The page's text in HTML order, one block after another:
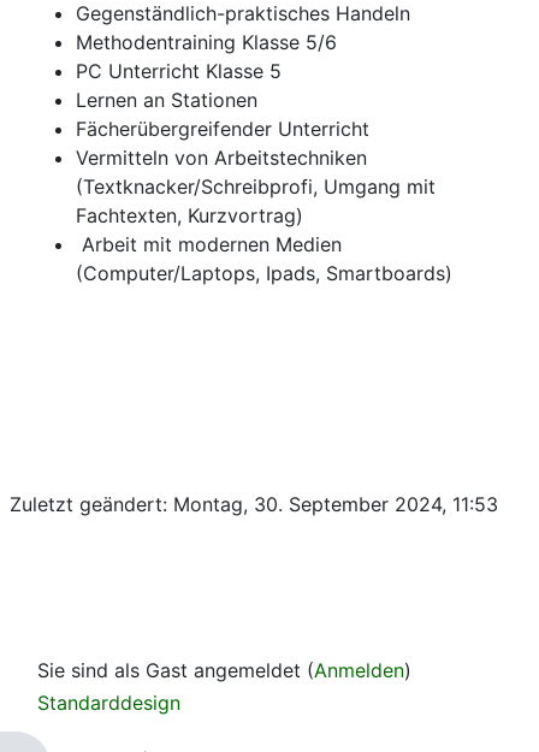
Gegenständlich-praktisches Handeln
Methodentraining Klasse 5/6
PC Unterricht Klasse 5
Lernen an Stationen
Fächerübergreifender Unterricht
Vermitteln von Arbeitstechniken
(Textknacker/Schreibprofi, Umgang mit
Fachtexten, Kurzvortrag)
Arbeit mit modernen Medien
(Computer/Laptops, Ipads, Smartboards)
Zuletzt geändert: Montag, 30. September 2024, 11:53
Sie sind als Gast angemeldet (Anmelden)
Standarddesign